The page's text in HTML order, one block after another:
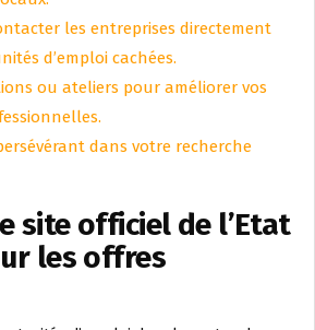
les entreprises directement
d’emploi cachées.
ou ateliers pour améliorer vos
dans votre recherche
site officiel de l’Etat
les offres